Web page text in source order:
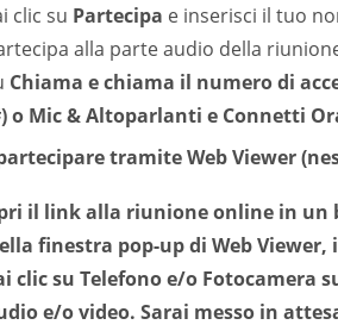
clic su Partecipa e inserisci il tuo
alla parte audio della
Chiama e chiama il numero di
o Mic & Altoparlanti e Connetti
tramite Web Viewer
il link alla riunione online in un
finestra pop-up di Web
clic su Telefonoe/o Fotocamera
e/o video. Sarai messo in